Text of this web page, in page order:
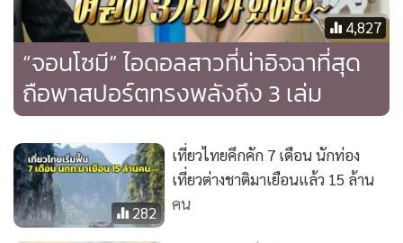
ข้อมูลของกระทรวงวัฒนธรรมและการท่องเที่ยวของจีน จะพบได้
ว่าในช่วงวันหยุดแรงงานของจีนครั้งล่าสุด ทั้งจำนวนการเดินทาง
และปริมาณมูลค่าการใช้จ่ายภายในประเทศของชาวจีนปรับตัว
ขึ้นทำจุดสูงสุดเป็นประวัติการณ์ โดยเฉพาะอย่างยิ่งการท่องเที่ยว
ในเมืองรอง ตามที่ทางรัฐบาลกลางจีนให้การรณรงค์อย่างต่อ
เนื่อง ซึ่งนี่แสดงถึงความสามารถในการจับจ่ายใช้สอยและความ
ต้องการในการท่องเที่ยวของชาวจีน ดังนั้นเรื่องการบริโภคของ
ชาวจีนจึงดูไม่ใช่ประเด็นที่น่ากังวล
4,827
“จอนโซมี” ไอดอลสาวที่น่าอิจฉาที่สุด
ถือพาสปอร์ตทรงพลังถึง 3 เล่ม
282
เที่ยวไทยคึกคัก 7 เดือน นักท่อง
เที่ยวต่างชาติมาเยือนแล้ว 15 ล้าน
คน